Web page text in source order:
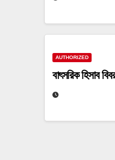
AUTHORIZED
বাৎসরিক হিসাব